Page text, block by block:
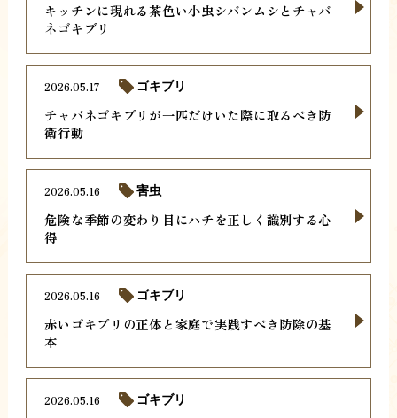
キッチンに現れる茶色い小虫シバンムシとチャバ
ネゴキブリ
チャバネゴキブリが一匹だけいた際に取るべき防
衛行動
2026.05.17 ゴキブリ
危険な季節の変わり目にハチを正しく識別する心
得
2026.05.16 害虫
赤いゴキブリの正体と家庭で実践すべき防除の基
本
2026.05.16 ゴキブリ
2026.05.16 ゴキブリ